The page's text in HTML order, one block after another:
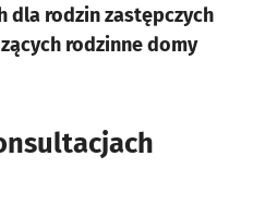
dla rodzin zastępczych
rodzinne domy